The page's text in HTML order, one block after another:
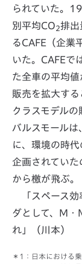
られていた。
別平均CO2排出
るCAFE（企業
いた。CAFEで
た全車の平均
販売を拡大す
クラスモデル
バルスモール
に、環境の時
企画されてい
から檄が飛ぶ。
「スペース効
ダとして、M・
れ」（川本）
：日本における